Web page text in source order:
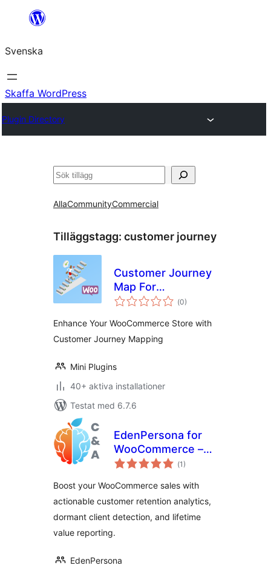
Hoppa
innehåll
Svenska
Skaffa WordPress
Plugin Directory
Sök
AllaCommunityCommercial
Tilläggstagg: customer journey
Customer Journey
Map For
WooCommerce
(Totalt
antal
0)
Enhance Your WooCommerce Store with
Customer Journey Mapping
Mini Plugins
40+ aktiva installationer
Testat med 6.7.6
EdenPersona for
WooCommerce –
Customer Insights
(Totalt
antal
1)
Boost your WooCommerce sales with
actionable customer retention analytics,
dormant client detection, and lifetime
value reporting.
EdenPersona